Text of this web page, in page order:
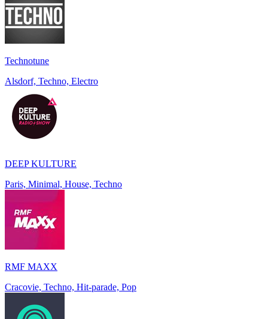
Technotune
Alsdorf, Techno, Electro
DEEP KULTURE
Paris, Minimal, House, Techno
RMF MAXX
Cracovie, Techno, Hit-parade, Pop